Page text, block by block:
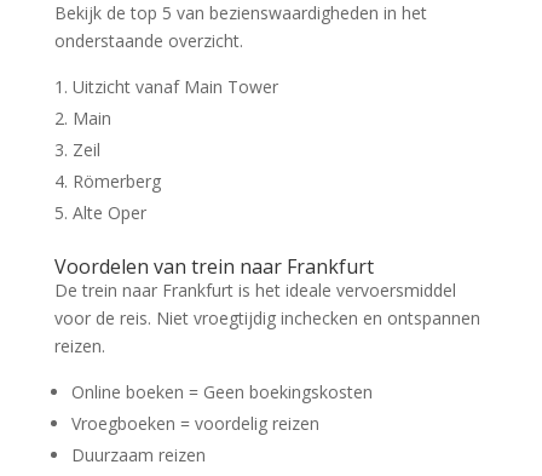
Bekijk de top 5 van bezienswaardigheden in het
onderstaande overzicht.
Uitzicht vanaf Main Tower
Main
Zeil
Römerberg
Alte Oper
Voordelen van trein naar Frankfurt
De trein naar Frankfurt is het ideale vervoersmiddel
voor de reis. Niet vroegtijdig inchecken en ontspannen
reizen.
Online boeken = Geen boekingskosten
Vroegboeken = voordelig reizen
Duurzaam reizen